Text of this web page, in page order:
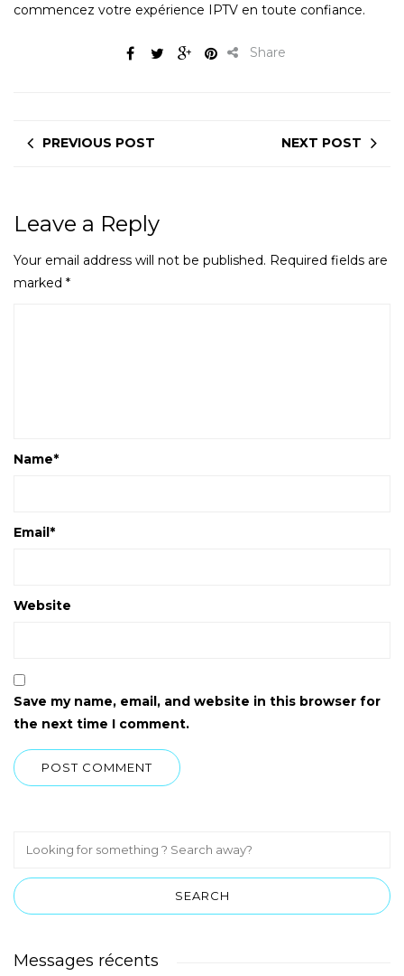
commencez votre expérience IPTV en toute confiance.
Share
PREVIOUS POST NEXT POST
Leave a Reply
Your email address will not be published. Required fields are
marked *
Name*
Email*
Website
Save my name, email, and website in this browser for
the next time I comment.
Messages récents